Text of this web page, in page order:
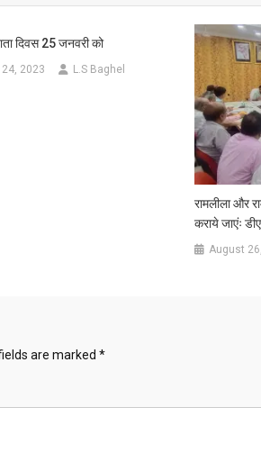
दिवस 25 जनवरी को
2023 L.S Baghel
रामलीला और
कराये जाएंः
August
are marked *